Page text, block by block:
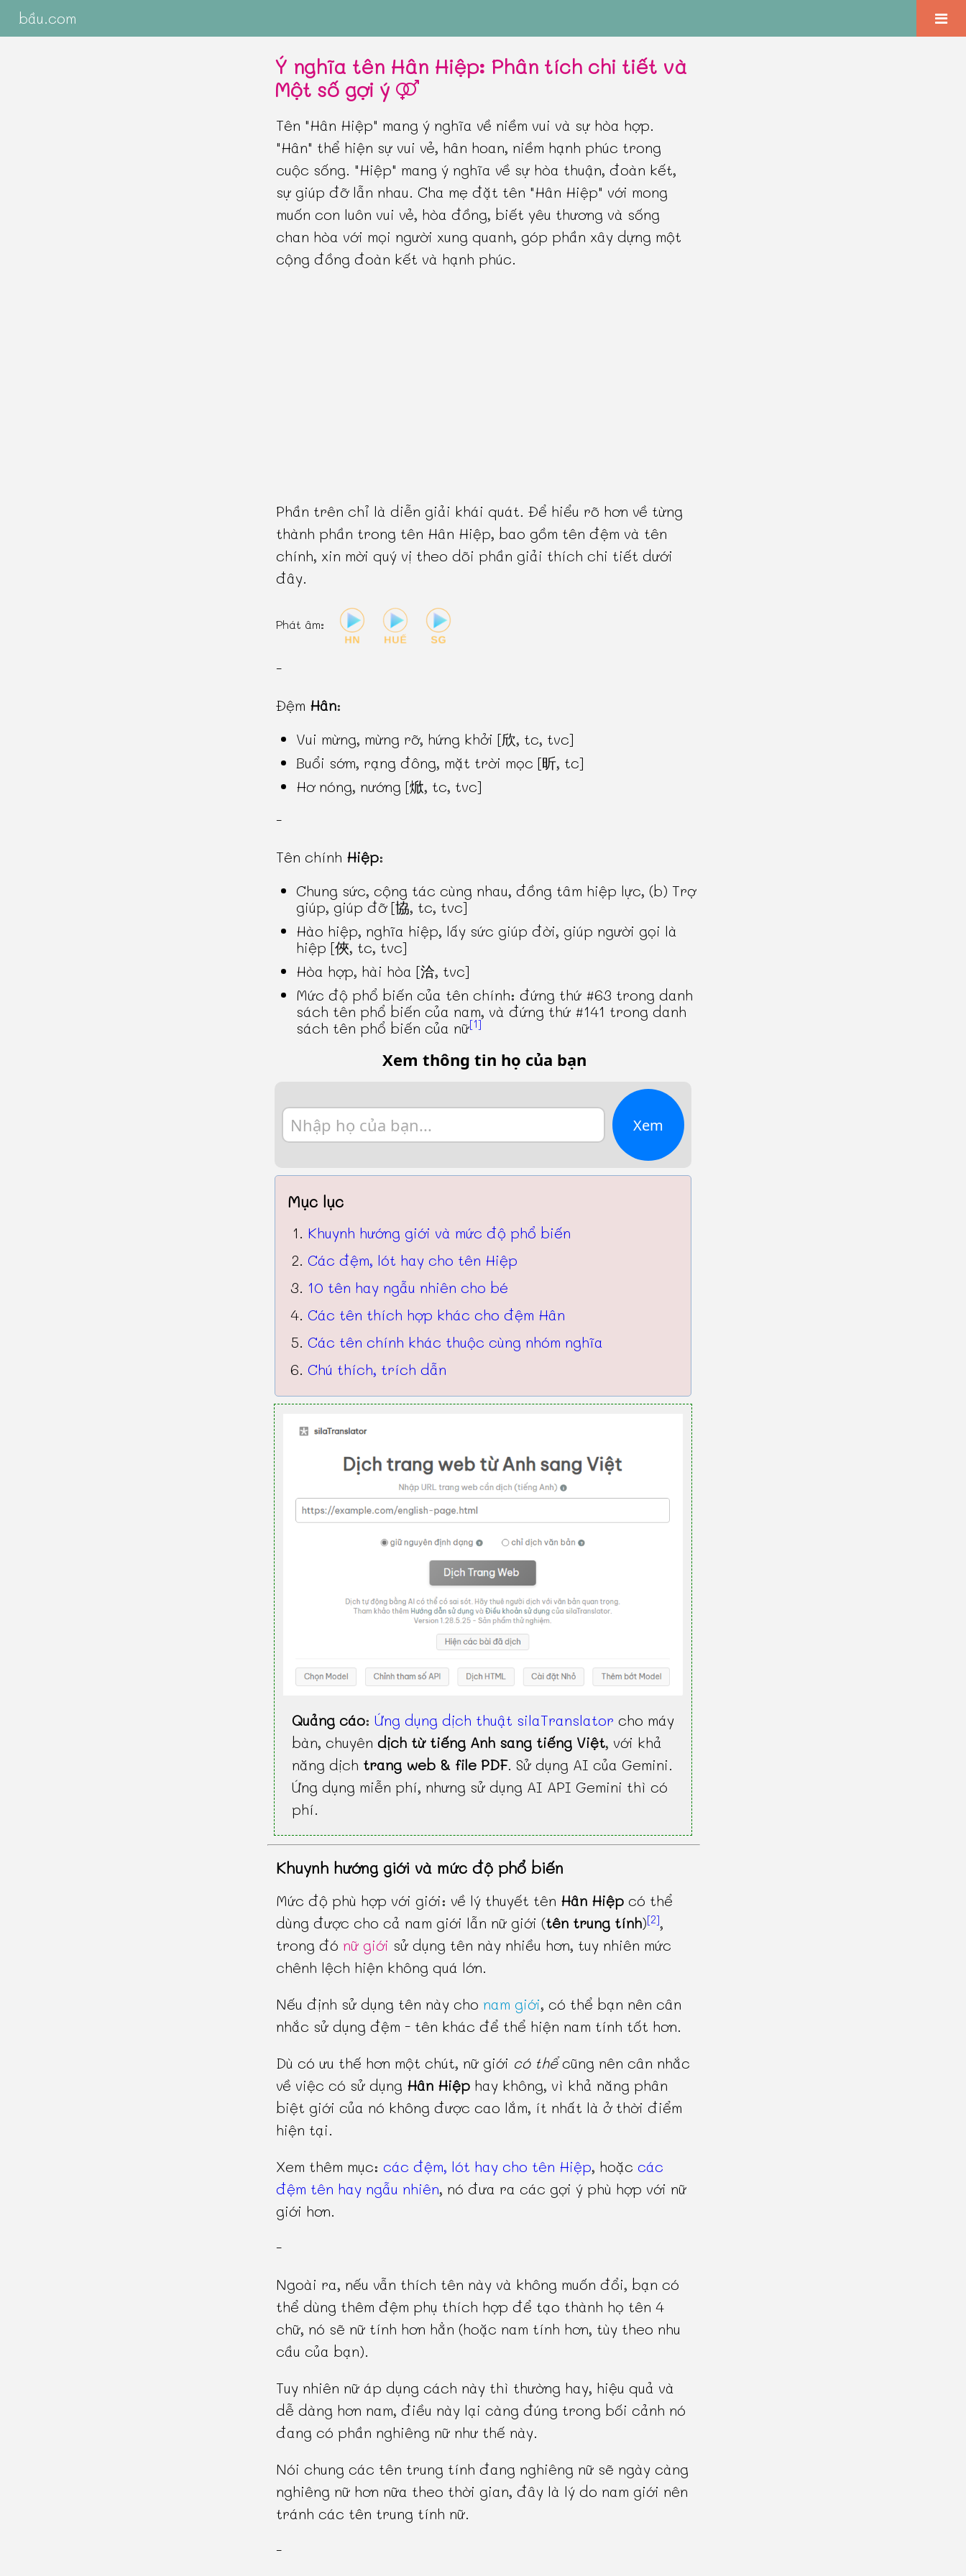
bầu.com
Ý nghĩa tên Hân Hiệp: Phân tích chi tiết và
Một số gợi ý
Tên "Hân Hiệp" mang ý nghĩa về niềm vui và sự hòa hợp.
"Hân" thể hiện sự vui vẻ, hân hoan, niềm hạnh phúc trong
cuộc sống. "Hiệp" mang ý nghĩa về sự hòa thuận, đoàn kết,
sự giúp đỡ lẫn nhau. Cha mẹ đặt tên "Hân Hiệp" với mong
muốn con luôn vui vẻ, hòa đồng, biết yêu thương và sống
chan hòa với mọi người xung quanh, góp phần xây dựng một
cộng đồng đoàn kết và hạnh phúc.
Phần trên chỉ là diễn giải khái quát. Để hiểu rõ hơn về từng
thành phần trong tên Hân Hiệp, bao gồm tên đệm và tên
chính, xin mời quý vị theo dõi phần giải thích chi tiết dưới
đây.
Phát âm:
-
Đệm Hân:
Vui mừng, mừng rỡ, hứng khởi [欣, tc, tvc]
Buổi sớm, rạng đông, mặt trời mọc [昕, tc]
Hơ nóng, nướng [焮, tc, tvc]
-
Tên chính Hiệp:
Chung sức, cộng tác cùng nhau, đồng tâm hiệp lực, (b) Trợ
giúp, giúp đỡ [協, tc, tvc]
Hào hiệp, nghĩa hiệp, lấy sức giúp đời, giúp người gọi là
hiệp [俠, tc, tvc]
Hòa hợp, hài hòa [洽, tvc]
Mức độ phổ biến của tên chính: đứng thứ #63 trong danh
sách tên phổ biến của nam, và đứng thứ #141 trong danh
sách tên phổ biến của nữ[1]
Xem thông tin họ của bạn
Xem
Mục lục
Khuynh hướng giới và mức độ phổ biến
Các đệm, lót hay cho tên Hiệp
10 tên hay ngẫu nhiên cho bé
Các tên thích hợp khác cho đệm Hân
Các tên chính khác thuộc cùng nhóm nghĩa
Chú thích, trích dẫn
Quảng cáo: Ứng dụng dịch thuật silaTranslator cho máy
bàn, chuyên dịch từ tiếng Anh sang tiếng Việt, với khả
năng dịch trang web & file PDF. Sử dụng AI của Gemini.
Ứng dụng miễn phí, nhưng sử dụng AI API Gemini thì có
phí.
Khuynh hướng giới và mức độ phổ biến
Mức độ phù hợp với giới: về lý thuyết tên Hân Hiệp có thể
dùng được cho cả nam giới lẫn nữ giới (tên trung tính)[2],
trong đó nữ giới sử dụng tên này nhiều hơn, tuy nhiên mức
chênh lệch hiện không quá lớn.
Nếu định sử dụng tên này cho nam giới, có thể bạn nên cân
nhắc sử dụng đệm - tên khác để thể hiện nam tính tốt hơn.
Dù có ưu thế hơn một chút, nữ giới có thểcũng nên cân nhắc
về việc có sử dụng Hân Hiệp hay không, vì khả năng phân
biệt giới của nó không được cao lắm, ít nhất là ở thời điểm
hiện tại.
Xem thêm mục: các đệm, lót hay cho tên Hiệp, hoặc các
đệm tên hay ngẫu nhiên, nó đưa ra các gợi ý phù hợp với nữ
giới hơn.
-
Ngoài ra, nếu vẫn thích tên này và không muốn đổi, bạn có
thể dùng thêm đệm phụ thích hợp để tạo thành họ tên 4
chữ, nó sẽ nữ tính hơn hẳn (hoặc nam tính hơn, tùy theo nhu
cầu của bạn).
Tuy nhiên nữ áp dụng cách này thì thường hay, hiệu quả và
dễ dàng hơn nam, điều này lại càng đúng trong bối cảnh nó
đang có phần nghiêng nữ như thế này.
Nói chung các tên trung tính đang nghiêng nữ sẽ ngày càng
nghiêng nữ hơn nữa theo thời gian, đây là lý do nam giới nên
tránh các tên trung tính nữ.
-